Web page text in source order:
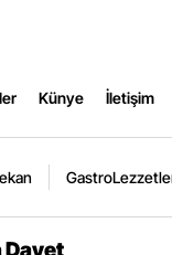
Künye İletişim
GastroLezzetler